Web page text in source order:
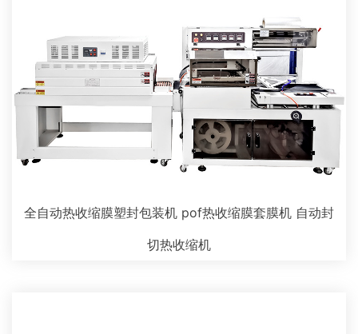
全自动热收缩膜塑封包装机 pof热收缩膜套膜机 自动封
切热收缩机